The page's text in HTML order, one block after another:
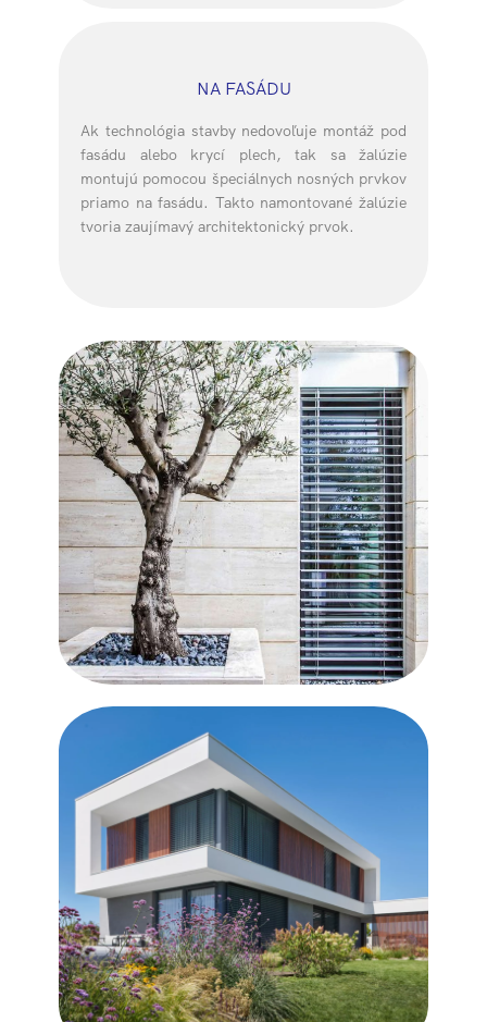
NA FASÁDU
Ak technológia stavby nedovoľuje montáž pod
fasádu alebo krycí plech, tak sa žalúzie
montujú pomocou špeciálnych nosných prvkov
priamo na fasádu. Takto namontované žalúzie
tvoria zaujímavý architektonický prvok.